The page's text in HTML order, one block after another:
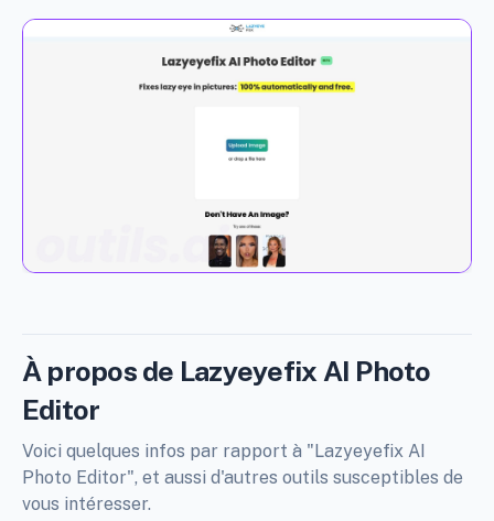
À propos de Lazyeyefix AI Photo
Editor
Voici quelques infos par rapport à "Lazyeyefix AI
Photo Editor", et aussi d'autres outils susceptibles de
vous intéresser.